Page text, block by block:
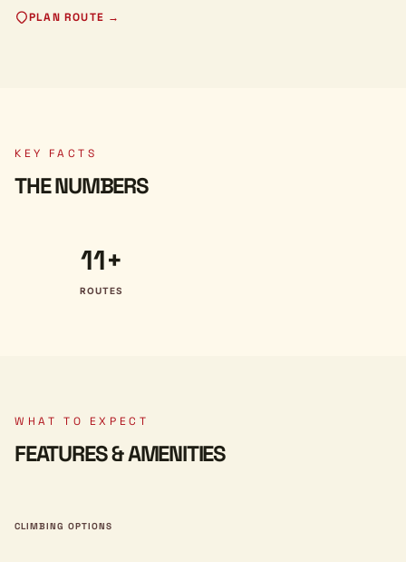
PLAN ROUTE →
KEY FACTS
THE NUMBERS
11+
ROUTES
WHAT TO EXPECT
FEATURES & AMENITIES
CLIMBING OPTIONS